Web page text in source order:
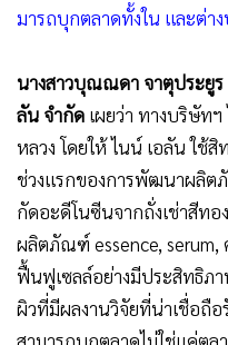
กองทุนรวม
• Celeb Online
• Factcheck
• ญี่ปุ่น
• News1
• Gotomanager
มารถบุกตลาดทั้งใน และต่าง
นางสาวบุณณดา จาตุประยูร
ลัน จำกัด เผยว่า ทางบริษัท
หลวง โดยให้ ไนน์ เอลัน ใ
ช่วงแรกของการพัฒนาผลิต
กัดอะดีโนซีนจากถั่งเช่าสีท
ผลิตภัณฑ์ essence, serum,
ฟื้นฟูเซลล์อย่างมีประสิทธิภ
ผิวที่มีผลงานวิจัยที่น่าเชื่อถื